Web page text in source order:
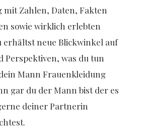
mit Zahlen, Daten, Fakten
sowie wirklich erlebten
erhältst neue Blickwinkel auf
Perspektiven, was du tun
Mann Frauenkleidung
gar du der Mann bist der es
deiner Partnerin